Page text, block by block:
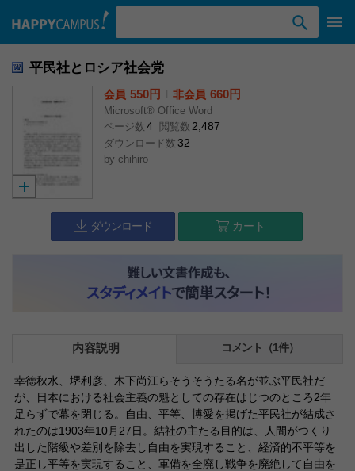
平民社とロシア社会党
会員 550円 非会員 660円
Microsoft® Office Word
ページ数 4 閲覧数 2,487
ダウンロード数 32
by chihiro
ダウンロード カート
内容説明 コメント（1件）
幸徳秋水、堺利彦、木下尚江らそうそうたる名が並ぶ平民社だ
が、日本における社会主義の魁としての存在はじつのところ2年
足らずで幕を閉じる。自由、平等、博愛を掲げた平民社が結成さ
れたのは1903年10月27日。結社の主たる目的は、人間がつくり
出した階級や差別を除去し自由を実現すること、経済的不平等を
是正し平等を実現すること、軍備を全廃し戦争を廃絶して自由を